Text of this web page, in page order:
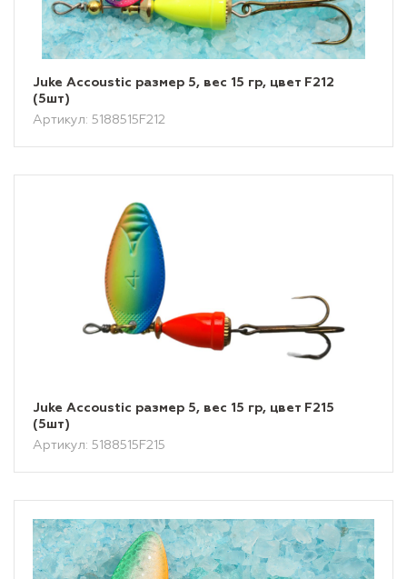
Juke Accoustic размер 5, вес 15 гр, цвет F212
(5шт)
Артикул: 5188515F212
Juke Accoustic размер 5, вес 15 гр, цвет F215
(5шт)
Артикул: 5188515F215